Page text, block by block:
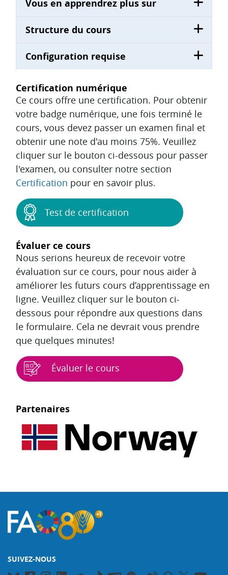
Vous en apprendrez plus sur
Structure du cours
Configuration requise
Certification numérique
Ce cours offre une certification. Pour obtenir
votre badge numérique, une fois terminé le
cours, vous devez passer un examen final et
obtenir une note d'au moins 75%. Veuillez
cliquer sur le bouton ci-dessous pour passer
l'examen, ou consulter notre section
Certification pour en savoir plus.
Test de certification
Évaluer ce cours
Nous serions heureux de recevoir votre
évaluation sur ce cours, pour nous aider à
améliorer les futurs cours d’apprentissage en
ligne. Veuillez cliquer sur le bouton ci-
dessous pour répondre aux questions dans
le formulaire. Cela ne devrait vous prendre
que quelques minutes!
Évaluer le cours
Partenaires
SUIVEZ-NOUS